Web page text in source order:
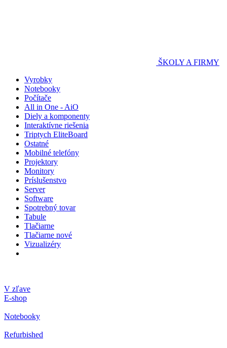
ŠKOLY A FIRMY
Vyrobky
Notebooky
Počítače
All in One - AiO
Diely a komponenty
Interaktívne riešenia
Triptych EliteBoard
Ostatné
Mobilné telefóny
Projektory
Monitory
Príslušenstvo
Server
Software
Spotrebný tovar
Tabule
Tlačiarne
Tlačiarne nové
Vizualizéry
V zľave
E-shop
Notebooky
Refurbished